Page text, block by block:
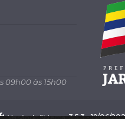
09h00 às 15h00
Versão do Sistema:3.5.3 - 19/06/